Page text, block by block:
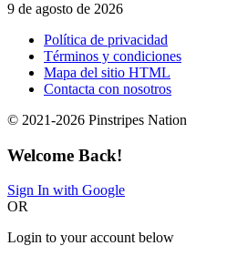
9 de agosto de 2026
Política de privacidad
Términos y condiciones
Mapa del sitio HTML
Contacta con nosotros
© 2021-2026 Pinstripes Nation
Welcome Back!
Sign In with Google
OR
Login to your account below